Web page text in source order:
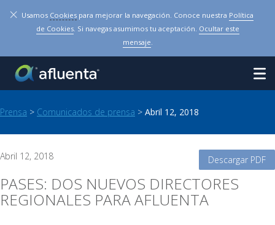
× Usamos Cookies para mejorar la navegación. Conoce nuestra Política
de Cookies. Si navegas asumimos tu aceptación. Ocultar este
mensaje.
Prensa > Comunicados de prensa > Abril 12, 2018
Abril 12, 2018 Descargar PDF
PASES: DOS NUEVOS DIRECTORES
REGIONALES PARA AFLUENTA